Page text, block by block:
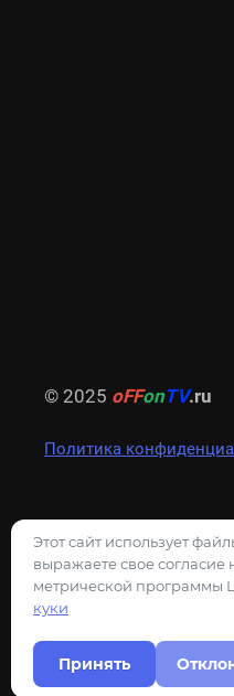
© 2025 oFFonTV.ru
Политика
Главная О компании
Этот сайт использует
выражаете свое
метрической программы
куки
Принять